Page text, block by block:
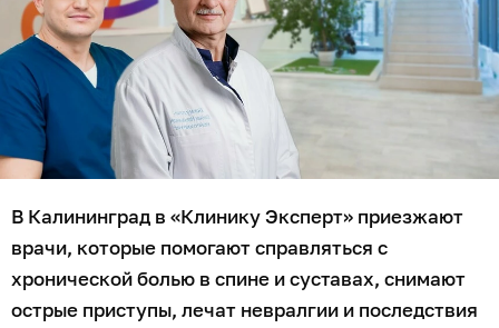
В Калининград в «Клинику Эксперт» приезжают
врачи, которые помогают справляться с
хронической болью в спине и суставах, снимают
острые приступы, лечат невралгии и последствия